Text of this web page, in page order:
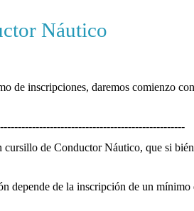
Náutico
de inscripciones, daremos comienzo
de Conductor Náutico, que si
depende de la inscripción de un